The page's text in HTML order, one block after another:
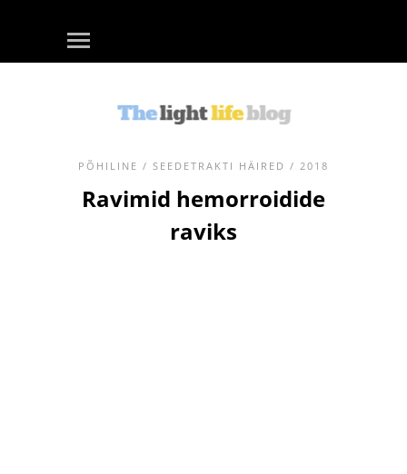
PÕHILINE / SEEDETRAKTI HÄIRED / 2018
Ravimid hemorroidide
raviks